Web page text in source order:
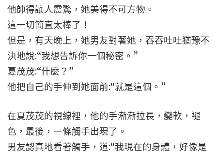
他帥得讓人震驚，她美得不可方物。
這一切簡直太棒了！
但是，有天晚上，她男友對著她，吞吞吐吐猶豫不
決地說:“我想告訴你一個秘密。”
夏茂茂:“什麼？”
他把自己的手伸到她面前:“就是這個。”
在夏茂茂的視線裡，他的手漸漸拉長，變軟，褪
色，最後，一條觸手出現了。
男友認真地看著觸手，道:“我現在的身體，好像是